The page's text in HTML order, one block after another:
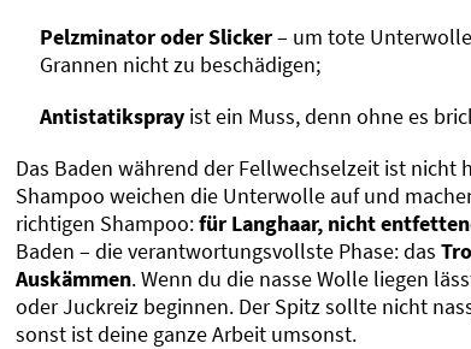
Pelzminator oder Slicker– um tote
Grannen nicht zu beschädigen;
Antistatikspray ist ein Muss, denn ohne es
Das Baden während der Fellwechselzeit ist nicht
Shampoo weichen die Unterwolle auf und
richtigen Shampoo:für Langhaar, nicht
Baden – die verantwortungsvollste Phase: das
Auskämmen. Wenn du die nasse Wolle liegen
oder Juckreiz beginnen. Der Spitz sollte nicht
sonst ist deine ganze Arbeit umsonst.